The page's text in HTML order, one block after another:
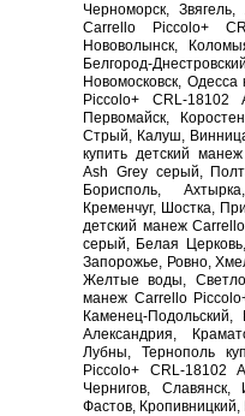
Черноморск,
Carrello Piccolo+
Нововолынск,
Белгород-
Новомосковск,
Piccolo+ CRL-
Первомайск,
Стрый, Калуш,
купить детский
Ash Grey серый,
Борисполь,
Кременчуг, Шостка,
детский манеж
серый, Белая
Запорожье, Ровно,
Желтые воды,
манеж Carrello
Каменец-
Александрия,
Лубны, Тернополь
Piccolo+ CRL-18102
Чернигов, Славянск,
Фастов,